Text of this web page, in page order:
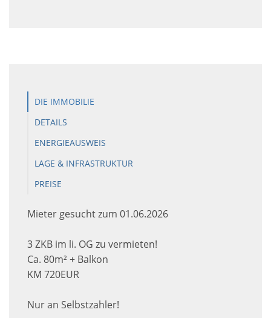
DIE IMMOBILIE
DETAILS
ENERGIEAUSWEIS
LAGE & INFRASTRUKTUR
PREISE
Mieter gesucht zum 01.06.2026
3 ZKB im li. OG zu vermieten!
Ca. 80m² + Balkon
KM 720EUR
Nur an Selbstzahler!